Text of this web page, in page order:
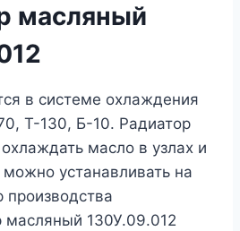
масляный
в системе охлаждения
Т-130, Б-10. Радиатор
масло в узлах и
можно устанавливать на
производства
масляный 130У.09.012